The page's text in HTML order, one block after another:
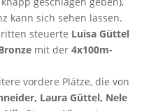
kann sich sehen lassen.
steuerte Luisa Güttel
mit der 4x100m-
vordere Plätze, die von
Laura Güttel, Nele